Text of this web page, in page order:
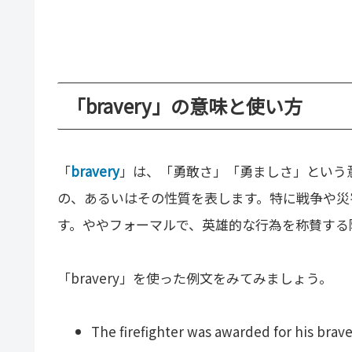
「bravery」の意味と使い方
「bravery」は、「勇敢さ」「勇ましさ」とい
の、あるいはその性質を表します。特に戦争や
す。ややフォーマルで、英雄的な行為を称賛す
「bravery」を使った例文をみてみましょう。
The firefighter was awarded for his